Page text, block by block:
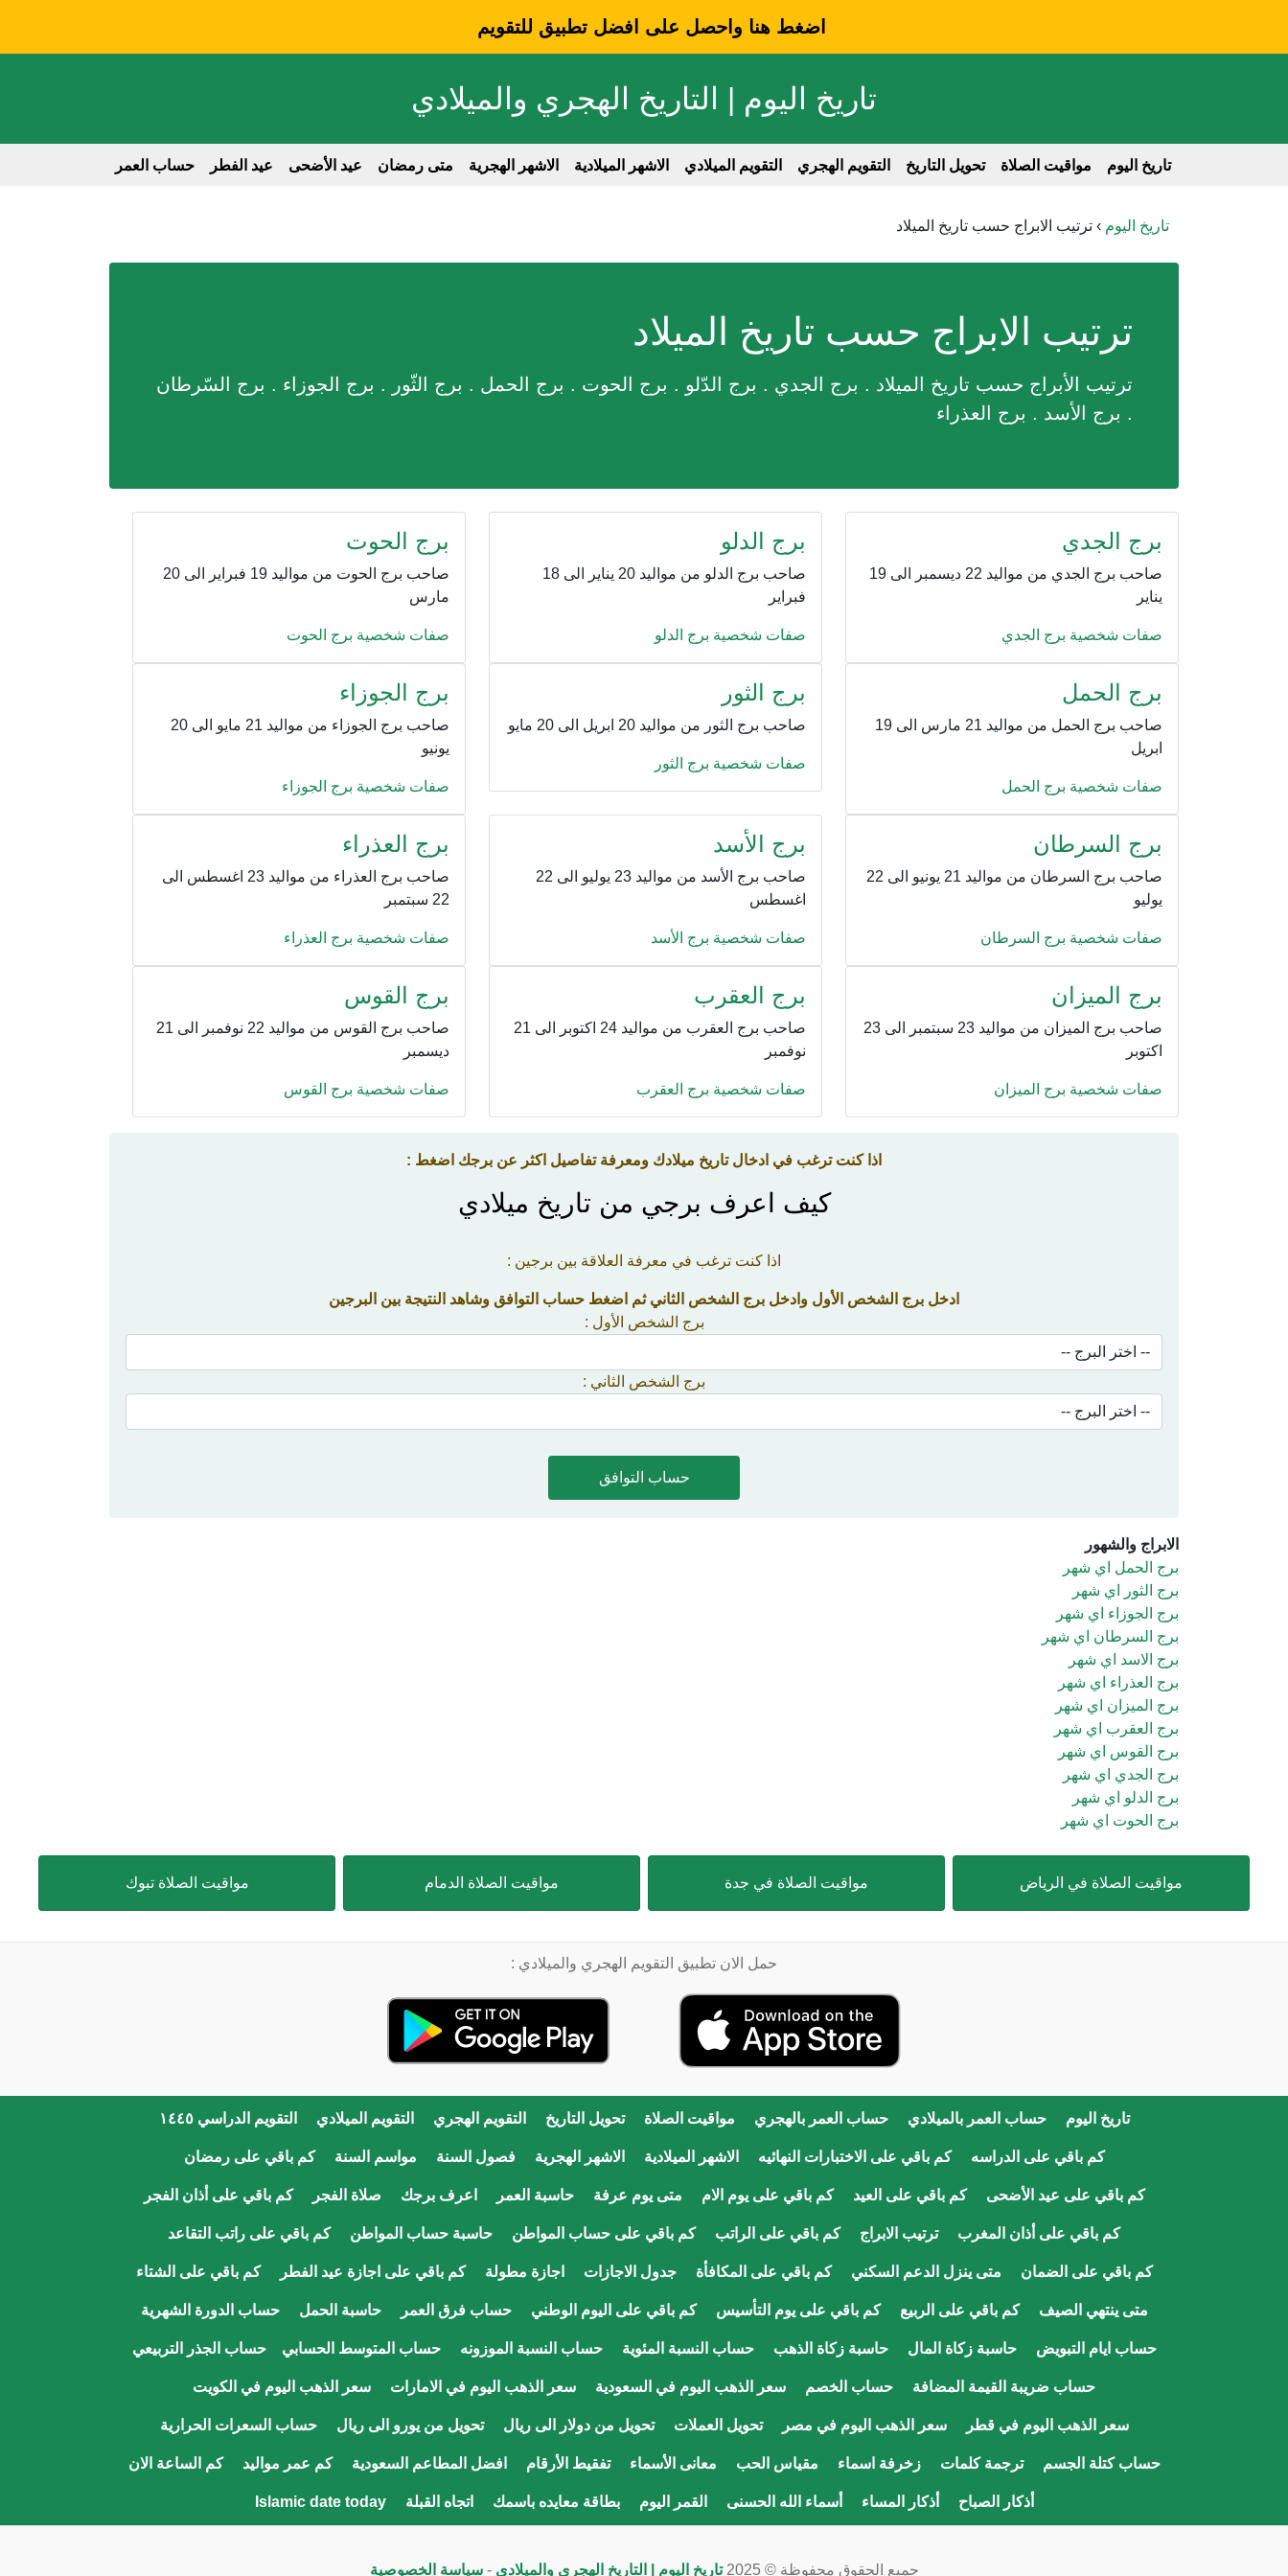
تاريخ اليوم | التاريخ الهجري والميلادي
تاريخ اليوم مواقيت الصلاة تحويل التاريخ التقويم الهجري التقويم الميلادي الاشهر الميلادية الاشهر الهجرية متى رمضان عيد الأضحى عيد الفطر حساب العمر
تاريخ اليوم › ترتيب الابراج حسب تاريخ الميلاد
ترتيب الابراج حسب تاريخ الميلاد
ترتيب الأبراج حسب تاريخ الميلاد . برج الجدي . برج الدّلو . برج الحوت . برج الحمل . برج الثّور . برج الجوزاء . برج السّرطان
. برج الأسد . برج العذراء
برج الجدي
صاحب برج الجدي من مواليد 22 ديسمبر الى 19
يناير
صفات شخصية برج الجدي
برج الدلو
صاحب برج الدلو من مواليد 20 يناير الى 18
فبراير
صفات شخصية برج الدلو
برج الحوت
صاحب برج الحوت من مواليد 19 فبراير الى 20
مارس
صفات شخصية برج الحوت
برج الحمل
صاحب برج الحمل من مواليد 21 مارس الى 19
ابريل
صفات شخصية برج الحمل
برج الثور
صاحب برج الثور من مواليد 20 ابريل الى 20 مايو
صفات شخصية برج الثور
برج الجوزاء
صاحب برج الجوزاء من مواليد 21 مايو الى 20
يونيو
صفات شخصية برج الجوزاء
برج السرطان
صاحب برج السرطان من مواليد 21 يونيو الى 22
يوليو
صفات شخصية برج السرطان
برج الأسد
صاحب برج الأسد من مواليد 23 يوليو الى 22
اغسطس
صفات شخصية برج الأسد
برج العذراء
صاحب برج العذراء من مواليد 23 اغسطس الى
22 سبتمبر
صفات شخصية برج العذراء
برج الميزان
صاحب برج الميزان من مواليد 23 سبتمبر الى 23
اكتوبر
صفات شخصية برج الميزان
برج العقرب
صاحب برج العقرب من مواليد 24 اكتوبر الى 21
نوفمبر
صفات شخصية برج العقرب
برج القوس
صاحب برج القوس من مواليد 22 نوفمبر الى 21
ديسمبر
صفات شخصية برج القوس
اذا كنت ترغب في ادخال تاريخ ميلادك ومعرفة تفاصيل اكثر عن برجك اضغط :
كيف اعرف برجي من تاريخ ميلادي
اذا كنت ترغب في معرفة العلاقة بين برجين :
ادخل برج الشخص الأول وادخل برج الشخص الثاني ثم اضغط حساب التوافق وشاهد النتيجة بين البرجين
برج الشخص الأول :
برج الشخص الثاني :
الابراج والشهور
برج الحمل اي شهر
برج الثور اي شهر
برج الجوزاء اي شهر
برج السرطان اي شهر
برج الاسد اي شهر
برج العذراء اي شهر
برج الميزان اي شهر
برج العقرب اي شهر
برج القوس اي شهر
برج الجدي اي شهر
برج الدلو اي شهر
برج الحوت اي شهر
مواقيت الصلاة في الرياض مواقيت الصلاة في جدة مواقيت الصلاة الدمام مواقيت الصلاة تبوك
حمل الان تطبيق التقويم الهجري والميلادي :
تاريخ اليوم حساب العمر بالميلادي حساب العمر بالهجري مواقيت الصلاة تحويل التاريخ التقويم الهجري التقويم الميلادي التقويم الدراسي ١٤٤٥
كم باقي على الدراسه كم باقي على الاختبارات النهائيه الاشهر الميلادية الاشهر الهجرية فصول السنة مواسم السنة كم باقي على رمضان
كم باقي على عيد الأضحى كم باقي على العيد كم باقي على يوم الام متى يوم عرفة حاسبة العمر اعرف برجك صلاة الفجر كم باقي على أذان الفجر
كم باقي على أذان المغرب ترتيب الابراج كم باقي على الراتب كم باقي على حساب المواطن حاسبة حساب المواطن كم باقي على راتب التقاعد
كم باقي على الضمان متى ينزل الدعم السكني كم باقي على المكافأة جدول الاجازات اجازة مطولة كم باقي على اجازة عيد الفطر كم باقي على الشتاء
متى ينتهي الصيف كم باقي على الربيع كم باقي على يوم التأسيس كم باقي على اليوم الوطني حساب فرق العمر حاسبة الحمل حساب الدورة الشهرية
حساب ايام التبويض حاسبة زكاة المال حاسبة زكاة الذهب حساب النسبة المئوية حساب النسبة الموزونه حساب المتوسط الحسابي حساب الجذر التربيعي
حساب ضريبة القيمة المضافة حساب الخصم سعر الذهب اليوم في السعودية سعر الذهب اليوم في الامارات سعر الذهب اليوم في الكويت
سعر الذهب اليوم في قطر سعر الذهب اليوم في مصر تحويل العملات تحويل من دولار الى ريال تحويل من يورو الى ريال حساب السعرات الحرارية
حساب كتلة الجسم ترجمة كلمات زخرفة اسماء مقياس الحب معانى الأسماء تفقيط الأرقام افضل المطاعم السعودية كم عمر مواليد كم الساعة الان
أذكار الصباح أذكار المساء أسماء الله الحسنى القمر اليوم بطاقة معايده باسمك اتجاه القبلة Islamic date today
جميع الحقوق محفوظة © 2025 تاريخ اليوم | التاريخ الهجري والميلادي -سياسة الخصوصية
اضغط هنا واحصل على افضل تطبيق للتقويم